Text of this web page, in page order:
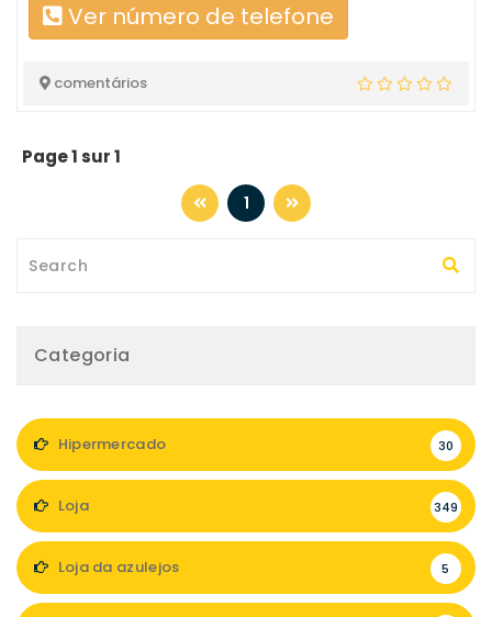
Ver número de telefone
comentários
Page 1 sur 1
1
Categoria
Hipermercado 30
Loja 349
Loja da azulejos 5